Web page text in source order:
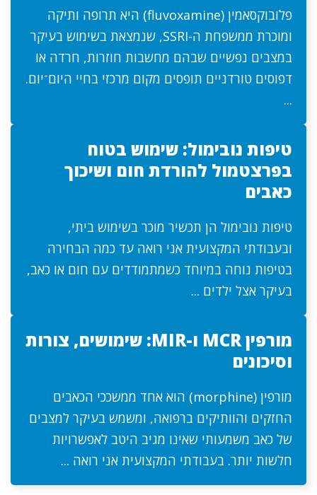
פלובוקסאמין (fluvoxamine) היא תרופה ותיקה
ומוכרת ממשפחת ה-SSRI, שנמצאת בשימוש בעיקר
במצבים נפשיים שבהם מחשבות חוזרות, חרדה או
דפוסים טורדניים תופסים מקום מרכזי בחיי היום־יום.
...
טיפות נובימול: שימוש בטוח
בפרצטמול להורדת חום ושיכוך
כאבים
טיפות נובימול הן תכשיר מוכר בשימוש ביתי,
ובעבודתי המקצועית אני רואה עד כמה הבחירה
בטיפות נוחה במיוחד כשמתמודדים עם חום או כאב,
בעיקר אצל ילדים ...
מורפין MCR ו-MIR: שימושים, צורות
וסיכונים
מורפין (morphine) הוא אחד ממשככי הכאבים
החזקים והוותיקים ברפואה, ומשמש בעיקר למצבים
של כאב משמעותי שאינו מגיב היטב לאפשרויות
חלשות יותר. בעבודתי המקצועית אני רואה ...